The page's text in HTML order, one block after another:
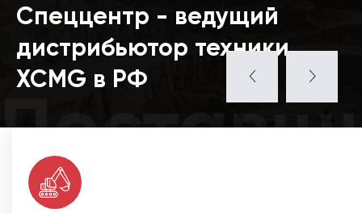
Спеццентр - ведущий
дистрибьютор техники
XCMG в РФ